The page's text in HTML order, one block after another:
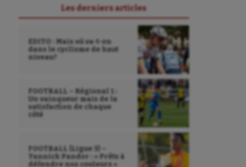
Les derniers articles
EDITO : Mais où va-t-on
dans le cyclisme de haut
niveau?
FOOTBALL – Régional 1 :
Un vainqueur mais de la
satisfaction de chaque
côté
FOOTBALL (Ligue 3) –
Yannick Pandor : « Prêts à
défendre nos couleurs »